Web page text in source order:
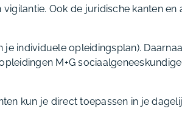
Ook de juridische kanten en
individuele opleidingsplan).
M+G sociaalgeneeskundige
kun je direct toepassen in je